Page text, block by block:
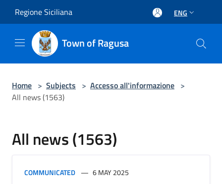
Regione Siciliana ENG
Town of Ragusa
Home > Subjects > Accesso all'informazione >
All news (1563)
All news (1563)
COMMUNICATED 6 MAY 2025